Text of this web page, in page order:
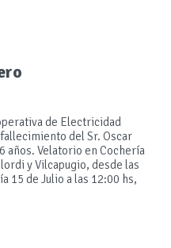
de Electricidad
del Sr. Oscar
años. Velatorio en Cochería
y Vilcapugio, desde las
15 de Julio a las 12:00 hs,